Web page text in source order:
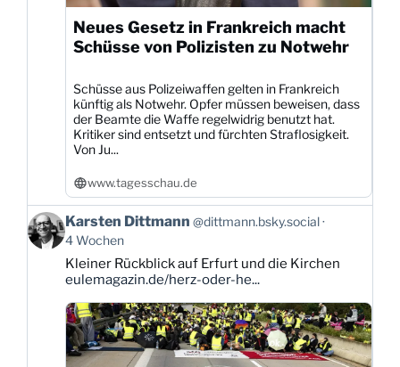
Neues Gesetz in Frankreich macht
Schüsse von Polizisten zu Notwehr
Schüsse aus Polizeiwaffen gelten in Frankreich
künftig als Notwehr. Opfer müssen beweisen, dass
der Beamte die Waffe regelwidrig benutzt hat.
Kritiker sind entsetzt und fürchten Straflosigkeit.
Von Ju...
www.tagesschau.de
Beitrag
von
Karsten
Dittmann
Bluesky
ansehen
Karsten Dittmann @dittmann.bsky.social
4 Wochen
Kleiner Rückblick auf Erfurt und die Kirchen
eulemagazin.de/herz-oder-he...